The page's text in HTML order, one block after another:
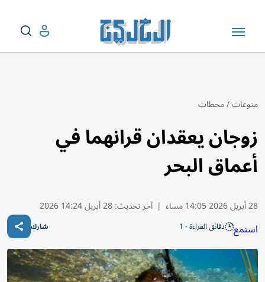
منوعات/محطات
زوجان يعقدان قرانهما في
أعماق البحر
28 أبريل 2026 14:05 مساء | آخر تحديث:28 أبريل 14:24 2026
استمع دقائق القراءة - 1 شارك